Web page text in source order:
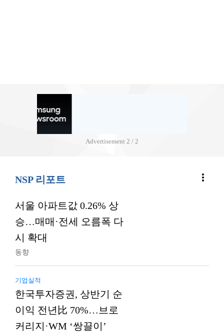
Advertisement 2 / 2
NSP 리포트 more_vert
서울 아파트값 0.26% 상
승…매매·전세 오름폭 다
시 확대
동향
기업실적
한국투자증권, 상반기 순
이익 전년比 70%…브로
커리지·WM ‘쌍끌이’